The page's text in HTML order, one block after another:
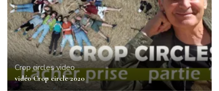
Crop circlesvideo
vidéo Crop circle 2020